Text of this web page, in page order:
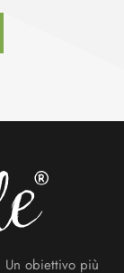
Un obiettivo più